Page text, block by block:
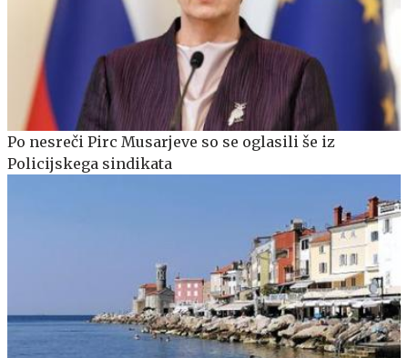
Po nesreči Pirc Musarjeve so se oglasili še iz
Policijskega sindikata